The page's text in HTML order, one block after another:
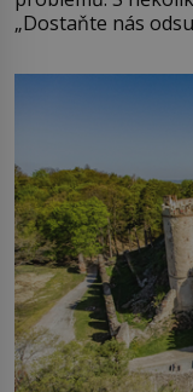
„Dostaňte nás